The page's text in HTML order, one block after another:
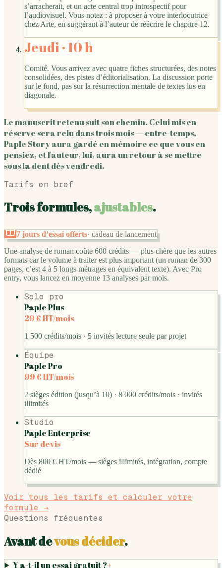
s’arracherait, et un acte central trop introspectif pour
l’audiovisuel. Vous notez : à proposer à votre interlocutrice
chez Arte, en suggérant à l’auteur de réécrire le chapitre 12.
Jeudi · 10 h
Comité. Vous arrivez avec quatre fiches structurées, des notes
consolidées, des pistes d’éditorialisation. La discussion porte
sur le fond, pas sur la résurrection mentale de textes lus en
diagonale.
Le manuscrit retenu suit son chemin. Celui mis en
réserve sera relu dans trois mois — entre-temps,
Paple Story aura gardé en mémoire ce que vous en
pensiez, et l'auteur, lui, aura un retour à se mettre
sous la dent dès vendredi.
Tarifs en bref
Trois formules,ajustables.
7 jours d’essai offerts· cadeau de lancement
Une analyse de roman coûte 600 crédits — plus chère que les autres
formats car le volume à traiter est plus important (un roman de 300
pages, c’est 4 à 5 longs métrages en équivalent texte). Avec Pro
entry, vous lancez en moyenne 13 analyses par mois.
Solo pro
Paple Plus
29 € HT/mois
1 500 crédits/mois · 5 invités lecture seule par projet
Équipe
Paple Pro
99 € HT/mois
2 sièges édition (jusqu’à 10) · 8 000 crédits/mois · invités
illimités
Studio
Paple Enterprise
Sur devis
Dès 800 € HT/mois — sièges illimités, intégration, compte
dédié
Voir tous les tarifs et calculer votre
formule →
Questions fréquentes
Avant devous décider.
Y a-t-il un essai gratuit ?+